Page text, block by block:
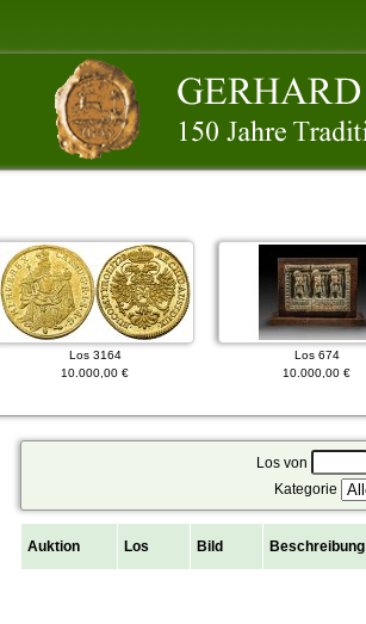
Los 3164
10.000,00 €
Los 674
10.000,00 €
Los von
Kategorie
Auktion Los Bild Beschreibung